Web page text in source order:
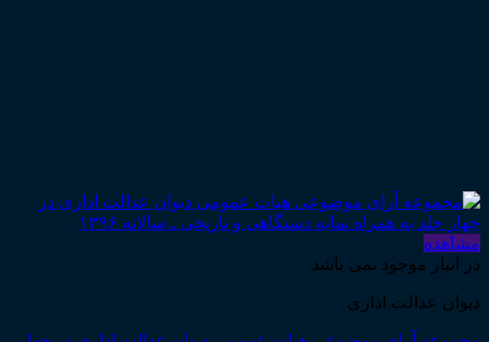
مشاهده
در انبار موجود نمی باشد
دیوان عدالت اداری